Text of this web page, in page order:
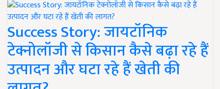
Success Story: जायटॉनिक
टेक्नोलॉजी से किसान कैसे बढ़ा रहे हैं
उत्पादन और घटा रहे हैं खेती की